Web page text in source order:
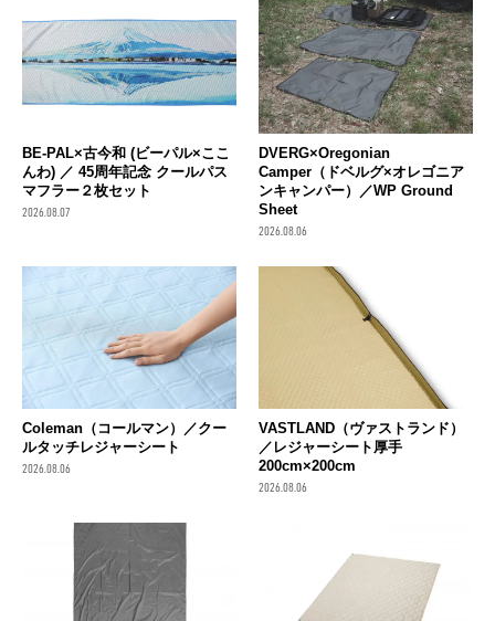
BE-PAL×古今和 (ビーパル×ここ
んわ) ／ 45周年記念 クールパス
マフラー２枚セット
2026.08.07
DVERG×Oregonian
Camper（ドベルグ×オレゴニア
ンキャンパー）／WP Ground
Sheet
2026.08.06
Coleman（コールマン）／クー
ルタッチレジャーシート
2026.08.06
VASTLAND（ヴァストランド）
／レジャーシート厚手
200cm×200cm
2026.08.06